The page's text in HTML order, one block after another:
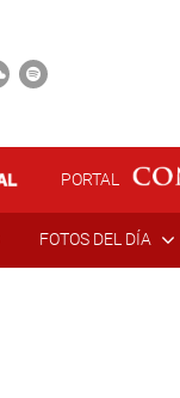
PORTAL
FOTOS DEL DÍA